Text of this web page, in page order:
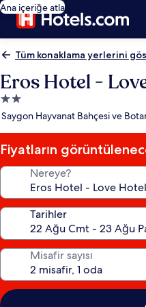
Ana içeriğe atla
Tüm konaklama yerlerini
Eros Hotel -
2.0
yıldızlı
yeri
Saygon Hayvanat Bahçesi ve
Fiyatların
Nereye?
Tarihler
Misafir sayısı